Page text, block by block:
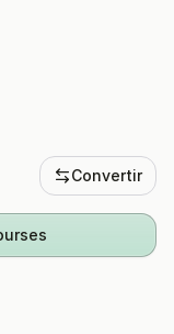
Convertir